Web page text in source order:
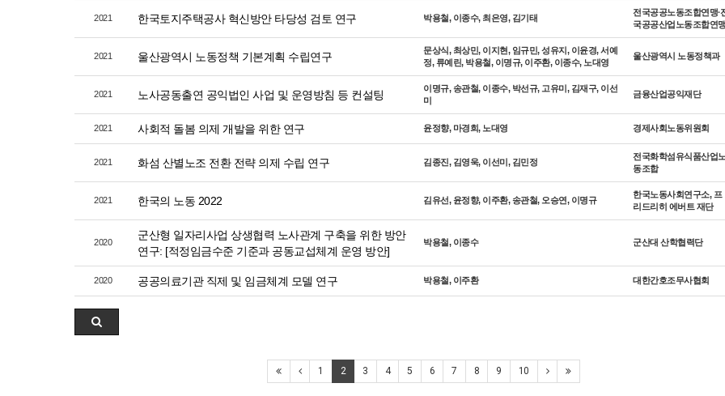
2021 한국토지주택공사 혁신방안 타당성 검토 연구 박용철, 이종수, 최은영, 김기태
전국공공노동조합연맹∙
국공공산업노동조합연
2021 울산광역시 노동정책 기본계획 수립연구
문상식, 최상민, 이지현, 임규민, 성유지, 이윤경, 서예
정, 류예린, 박용철, 이명규, 이주환, 이종수, 노대영
울산광역시 노동정책과
2021 노사공동출연 공익법인 사업 및 운영방침 등 컨설팅
이명규, 송관철, 이종수, 박선규, 고유미, 김재구, 이선
미
금융산업공익재단
2021 사회적 돌봄 의제 개발을 위한 연구 윤정향, 마경희, 노대영 경제사회노동위원회
2021 화섬 산별노조 전환 전략 의제 수립 연구 김종진, 김영욱, 이선미, 김민정
전국화학섬유식품산업
동조합
2021 한국의 노동 2022 김유선, 윤정향, 이주환, 송관철, 오승연, 이명규
한국노동사회연구소, 프
리드리히 에버트 재단
2020
군산형 일자리사업 상생협력 노사관계 구축을 위한 방안
연구: [적정임금수준 기준과 공동교섭체계 운영 방안]
박용철, 이종수 군산대 산학협력단
2020 공공의료기관 직제 및 임금체계 모델 연구 박용철, 이주환 대한간호조무사협회
1 2 3 4 5 6 7 8 9 10